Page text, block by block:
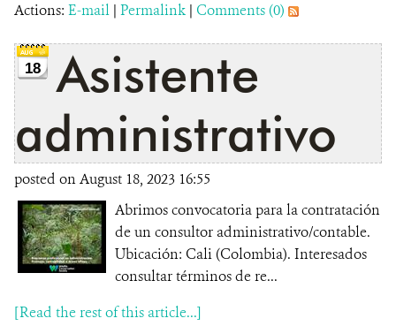
Actions: E-mail | Permalink | Comments (0)
18
Asistente
administrativo
posted on August 18, 2023 16:55
Abrimos convocatoria para la contratación
de un consultor administrativo/contable.
Ubicación: Cali (Colombia). Interesados
consultar términos de re...
[Read the rest of this article...]